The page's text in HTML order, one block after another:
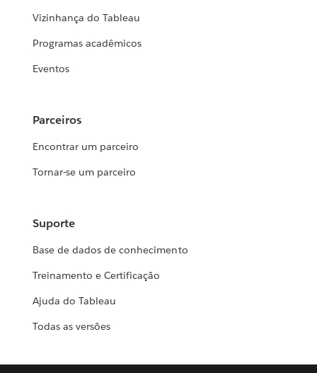
Vizinhança do Tableau
Programas acadêmicos
Eventos
Parceiros
Encontrar um parceiro
Tornar-se um parceiro
Suporte
Base de dados de conhecimento
Treinamento e Certificação
Ajuda do Tableau
Todas as versões